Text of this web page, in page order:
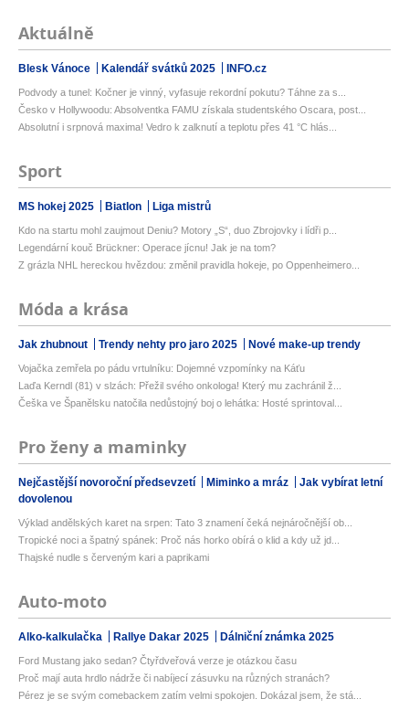
Aktuálně
Blesk Vánoce Kalendář svátků 2025 INFO.cz
Podvody a tunel: Kočner je vinný, vyfasuje rekordní pokutu? Táhne za s...
Česko v Hollywoodu: Absolventka FAMU získala studentského Oscara, post...
Absolutní i srpnová maxima! Vedro k zalknutí a teplotu přes 41 °C hlás...
Sport
MS hokej 2025 Biatlon Liga mistrů
Kdo na startu mohl zaujmout Deniu? Motory „S“, duo Zbrojovky i lídři p...
Legendární kouč Brückner: Operace jícnu! Jak je na tom?
Z grázla NHL hereckou hvězdou: změnil pravidla hokeje, po Oppenheimero...
Móda a krása
Jak zhubnout Trendy nehty pro jaro 2025 Nové make-up trendy
Vojačka zemřela po pádu vrtulníku: Dojemné vzpomínky na Káťu
Laďa Kerndl (81) v slzách: Přežil svého onkologa! Který mu zachránil ž...
Češka ve Španělsku natočila nedůstojný boj o lehátka: Hosté sprintoval...
Pro ženy a maminky
Nejčastější novoroční předsevzetí Miminko a mráz
Jak vybírat letní
dovolenou
Výklad andělských karet na srpen: Tato 3 znamení čeká nejnáročnější ob...
Tropické noci a špatný spánek: Proč nás horko obírá o klid a kdy už jd...
Thajské nudle s červeným kari a paprikami
Auto-moto
Alko-kalkulačka Rallye Dakar 2025 Dálniční známka 2025
Ford Mustang jako sedan? Čtyřdveřová verze je otázkou času
Proč mají auta hrdlo nádrže či nabíjecí zásuvku na různých stranách?
Pérez je se svým comebackem zatím velmi spokojen. Dokázal jsem, že stá...